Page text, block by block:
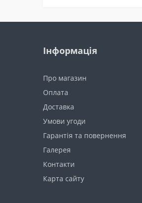
Інформація
Про магазин
Оплата
Доставка
Умови угоди
Гарантія та повернення
Галерея
Контакти
Карта сайту